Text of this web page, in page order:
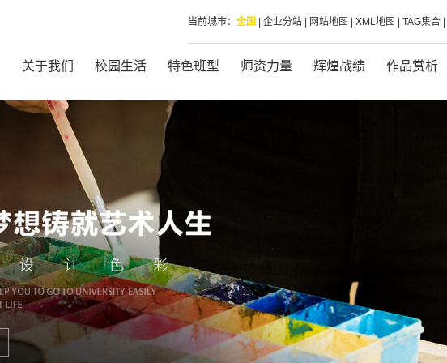
当前城市： 全国 企业分站 网站地图 XML地图 TAG集合
关于我们 校园生活 特色班型 师资力量 辉煌战绩 作品赏析